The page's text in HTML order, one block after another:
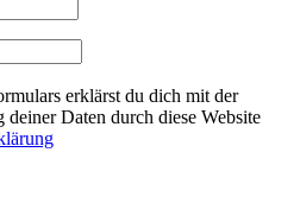
erklärst du dich mit der
deiner Daten durch diese Website